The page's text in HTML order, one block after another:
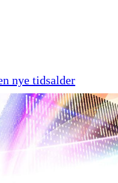
nye tidsalder